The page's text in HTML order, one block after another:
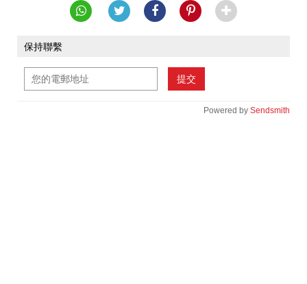
保持聯繫
提交
Powered by Sendsmith